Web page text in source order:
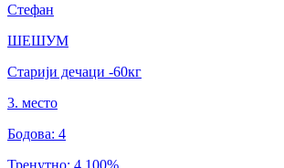
Стефан
ШЕШУМ
Старији дечаци -60кг
3. место
Бодова: 4
Тренутно: 4 100%